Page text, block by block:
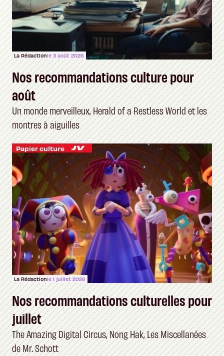
La Rédactionle 3 août 2026
Nos recommandations culture pour
août
Un monde merveilleux, Herald of a Restless World et les
montres à aiguilles
Papier culture
La Rédactionle 1 juillet 2026
Nos recommandations culturelles pour
juillet
The Amazing Digital Circus, Nong Hak, Les Miscellanées
de Mr. Schott